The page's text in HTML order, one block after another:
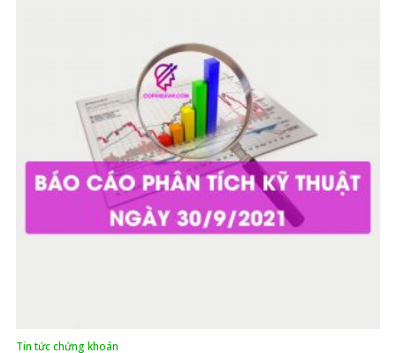
Tin tức chứng khoán